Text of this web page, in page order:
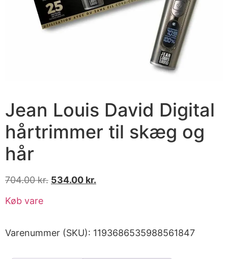
Jean Louis David Digital
hårtrimmer til skæg og
hår
704.00kr. 534.00 kr.
Køb vare
Varenummer (SKU): 1193686535988561847